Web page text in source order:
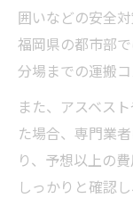
囲いなどの安全
福岡県の都市部
分場までの運搬
また、アスベス
た場合、専門業
り、予想以上の
しっかりと確認